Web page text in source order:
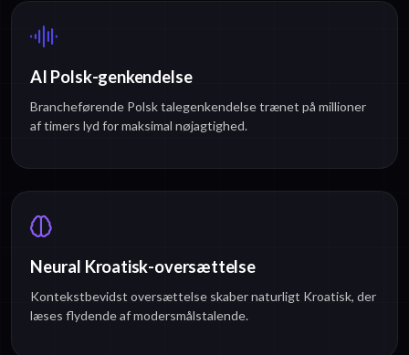
AI Polsk-genkendelse
Brancheførende Polsk talegenkendelse trænet på millioner
af timers lyd for maksimal nøjagtighed.
Neural Kroatisk-oversættelse
Kontekstbevidst oversættelse skaber naturligt Kroatisk, der
læses flydende af modersmålstalende.